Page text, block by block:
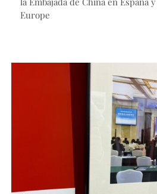
Europe